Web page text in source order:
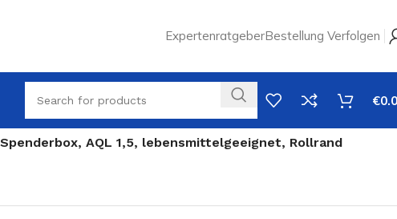
ExpertenratgeberBestellung Verfolgen
€
AQL 1,5, lebensmittelgeeignet, Rollrand